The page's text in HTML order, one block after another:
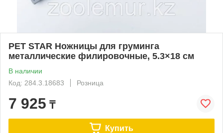
PET STAR Ножницы для груминга
металлические филировочные, 5.3×18 см
В наличии
Код: 284.3.18683
Розница
7 925 ₸
Купить